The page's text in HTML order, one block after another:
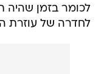
לכומר בזמן שהיה
לחדרה של עוזרת